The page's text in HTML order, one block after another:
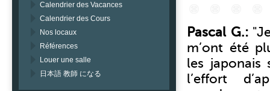
Calendrier des Vacances
Calendrier des Cours
Nos locaux
Références
Louer une salle
日本語 教師 になる
Pascal G.:
m’ont été
les japonais
l’effort